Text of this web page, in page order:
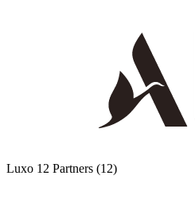
Luxo 12 Partners (12)